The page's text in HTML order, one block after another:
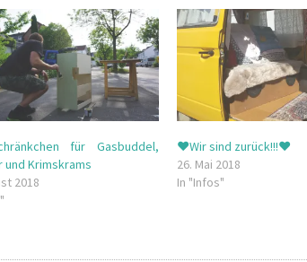
für Gasbuddel,
und Krimskrams
2018
♥Wir sind zurück!!!♥
26. Mai 2018
In "Infos"